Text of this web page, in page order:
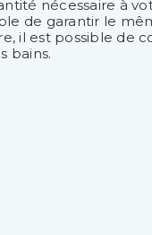
nécessaire à
de garantir le
il est possible de
bains.